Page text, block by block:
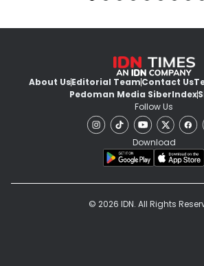
About UsEditorial TeamContact Us
Pedoman Media SiberIndex
Follow Us
Download
© 2026 IDN. All Rights